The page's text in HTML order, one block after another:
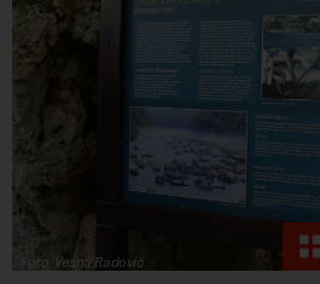
Foto: Vesna Radović